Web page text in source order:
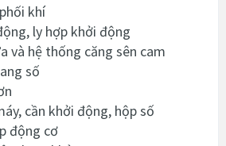
khí
ly hợp khởi động
và hệ thống căng sên cam
số
cần khởi động, hộp số
động cơ